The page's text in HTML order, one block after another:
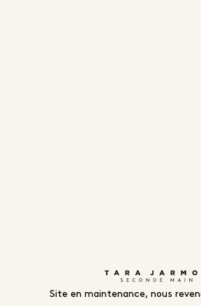
Site en maintenance, nous